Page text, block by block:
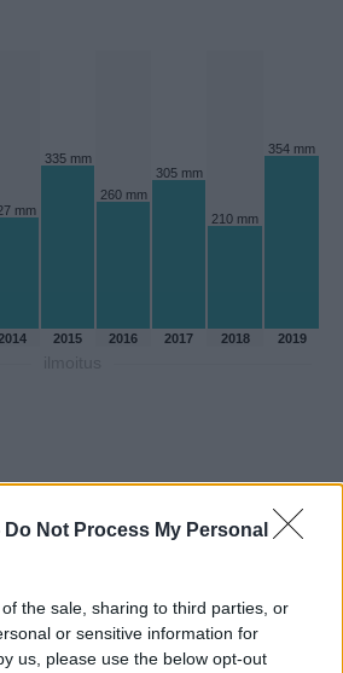
Do Not Process My Personal
the sale, sharing to third parties, or
or sensitive information for
us, please use the below opt-out
mm
335 mm
260 mm
305 mm
210 mm
354 mm
2014 2015 2016 2017 2018 2019